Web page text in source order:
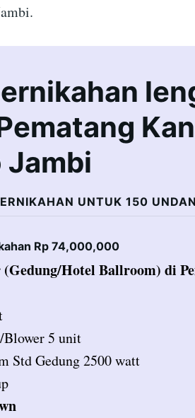
Jambi
UNTUK 150
Rp 74,000,000
(Gedung/Hotel Ballroom) di
Blower 5 unit
Std Gedung 2500 watt